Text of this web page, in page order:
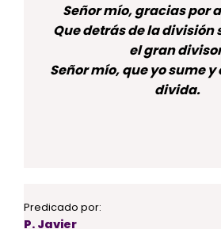
Señor mío, gracias por
Que detrás de la división
el gran
Señor mío, que yo sume
divida.
Predicado por:
P. Javier